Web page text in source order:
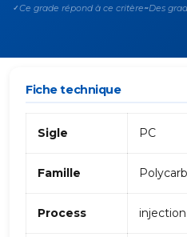
✓ Ce grade répond à ce critère ~Des
Fiche technique
Sigle PC
Famille
Process injection